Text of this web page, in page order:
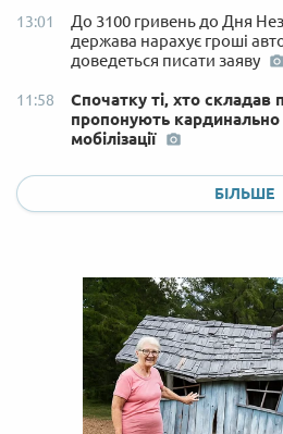
13:01
До 3100 гривень до Дня
держава нарахує гроші
доведеться писати заяву
11:58
Спочатку ті, хто складав
пропонують кардинально
мобілізації
БІЛЬШЕ